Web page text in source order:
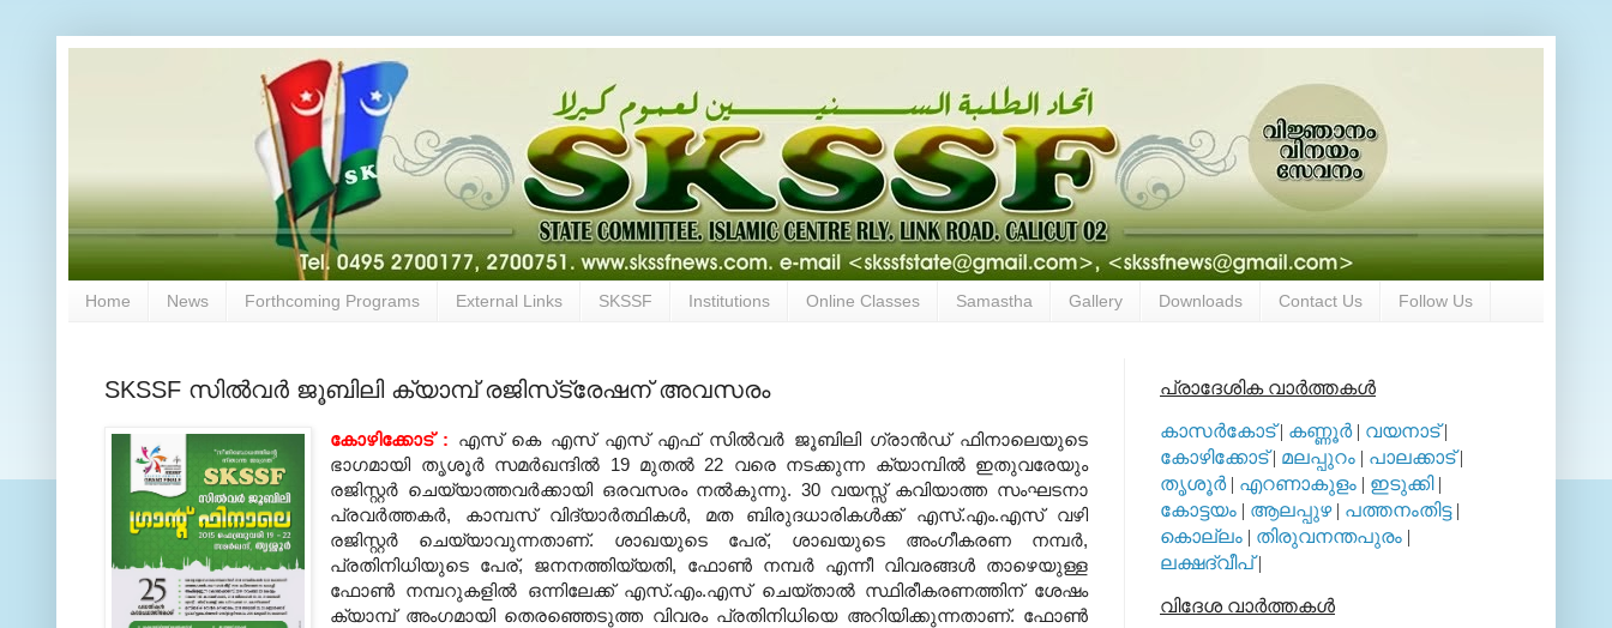
Home News Forthcoming Programs External Links SKSSF Institutions Online Classes Samastha Gallery Downloads Contact Us Follow Us
SKSSF സില്‍വര്‍ ജൂബിലി ക്യാമ്പ് രജിസ്‌ട്രേഷന് അവസരം
കോഴിക്കോട് : എസ് കെ എസ് എസ് എഫ് സില്‍വര്‍ ജൂബിലി ഗ്രാന്‍ഡ് ഫിനാലെയുടെ
ഭാഗമായി തൃശൂര്‍ സമര്‍ഖന്ദില്‍ 19 മുതല്‍ 22 വരെ നടക്കുന്ന ക്യാമ്പില്‍ ഇതുവരേയും
രജിസ്റ്റര്‍ ചെയ്യാത്തവര്‍ക്കായി ഒരവസരം നല്‍കുന്നു. 30 വയസ്സ് കവിയാത്ത സംഘടനാ
പ്രവര്‍ത്തകര്‍, കാമ്പസ് വിദ്യാര്‍ത്ഥികള്‍, മത ബിരുദധാരികള്‍ക്ക് എസ്.എം.എസ് വഴി
രജിസ്റ്റര്‍ ചെയ്യാവുന്നതാണ്. ശാഖയുടെ പേര്, ശാഖയുടെ അംഗീകരണ നമ്പര്‍,
പ്രതിനിധിയുടെ പേര്, ജനനത്തിയ്യതി, ഫോണ്‍ നമ്പര്‍ എന്നീ വിവരങ്ങള്‍ താഴെയുള്ള
ഫോണ്‍ നമ്പറുകളില്‍ ഒന്നിലേക്ക് എസ്.എം.എസ് ചെയ്താല്‍ സ്ഥിരീകരണത്തിന് ശേഷം
ക്യാമ്പ് അംഗമായി തെരഞ്ഞെടുത്ത വിവരം പ്രതിനിധിയെ അറിയിക്കുന്നതാണ്. ഫോണ്‍
പ്രാദേശിക വാര്‍ത്തകള്‍
കാസര്‍കോട്| കണ്ണൂര്‍| വയനാട്|
കോഴിക്കോട്| മലപ്പുറം | പാലക്കാട്|
തൃശൂര്‍| എറണാകുളം | ഇടുക്കി|
കോട്ടയം | ആലപ്പുഴ| പത്തനംതിട്ട|
കൊല്ലം | തിരുവനന്തപുരം |
ലക്ഷദ്വീപ്|
വിദേശ വാര്‍ത്തകള്‍